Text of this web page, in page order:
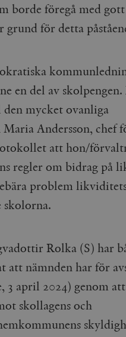
borde föregå med gott
grund för detta
en del av
mycket ovanliga
Andersson, chef
att hon/
regler om bidrag på
problem
skolorna.
Rolka (S) har
att nämnden har för
3 april 2024) genom att
skollagens och